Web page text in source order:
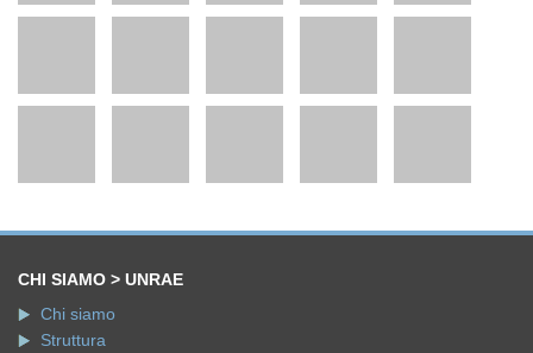
CHI SIAMO > UNRAE
Chi siamo
Struttura